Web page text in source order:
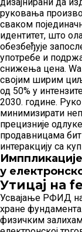
руковања
сваком
идентитет, што
обезбеђује
употребе и
снижења цена.
својим ширим
од 50% у
2030. године.
минимизирати
прецизније
продавницама
интеракцију са
у
Утицај на
Усвајање РФИД на
хране
физичким